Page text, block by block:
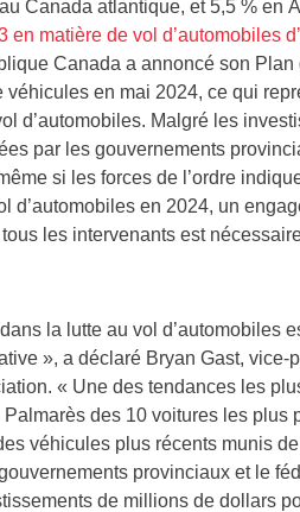
Canada atlantique, et 5,5 % en
en matière de vol d’automobiles
Canada a annoncé son Plan
véhicules en mai 2024, ce qui
d’automobiles. Malgré les
par les gouvernements
si les forces de l’ordre
d’automobiles en 2024, un
les intervenants est
la lutte au vol d’automobiles
», a déclaré Bryan Gast, vice-
« Une des tendances les
des 10 voitures les plus
véhicules plus récents munis
provinciaux et le
de millions de dollars